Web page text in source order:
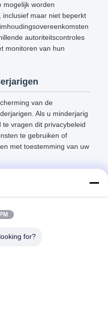
mogelijk worden
inclusief maar niet beperkt
autoriteitscontroles
monitoren van hun
van de
Als u minderjarig
vragen dit privacybeleid
te gebruiken of
met toestemming van uw
for?